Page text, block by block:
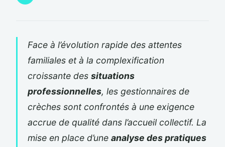
Face à l’évolution rapide des attentes
familiales et à la complexification
croissante des situations
professionnelles, les gestionnaires de
crèches sont confrontés à une exigence
accrue de qualité dans l’accueil collectif. La
mise en place d’une analyse des pratiques